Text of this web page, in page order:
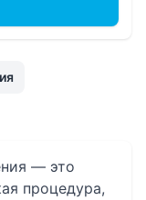
— это
процедура,